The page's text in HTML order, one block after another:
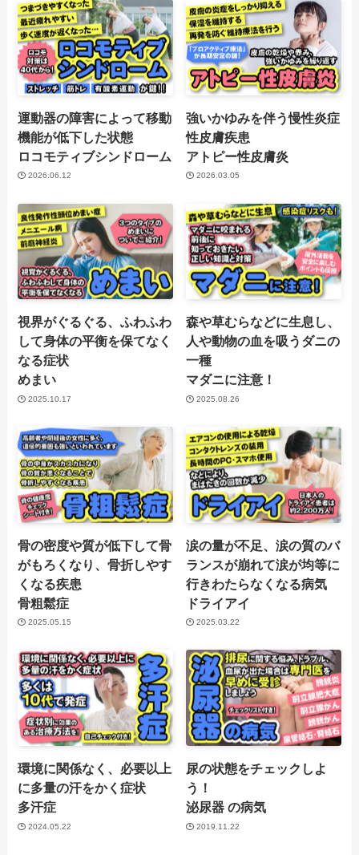
運動器の障害によって移動
機能が低下した状態
ロコモティブシンドローム
2026.06.12
強いかゆみを伴う慢性炎症
性皮膚疾患
アトピー性皮膚炎
2026.03.05
視界がぐるぐる、ふわふわ
して身体の平衡を保てなく
なる症状
めまい
2025.10.17
森や草むらなどに生息し、
人や動物の血を吸うダニの
一種
マダニに注意！
2025.08.26
骨の密度や質が低下して骨
がもろくなり、骨折しやす
くなる疾患
骨粗鬆症
2025.05.15
涙の量が不足、涙の質のバ
ランスが崩れて涙が均等に
行きわたらなくなる病気
ドライアイ
2025.03.22
環境に関係なく、必要以上
に多量の汗をかく症状
多汗症
2024.05.22
尿の状態をチェックしよ
う！
泌尿器 の病気
2019.11.22